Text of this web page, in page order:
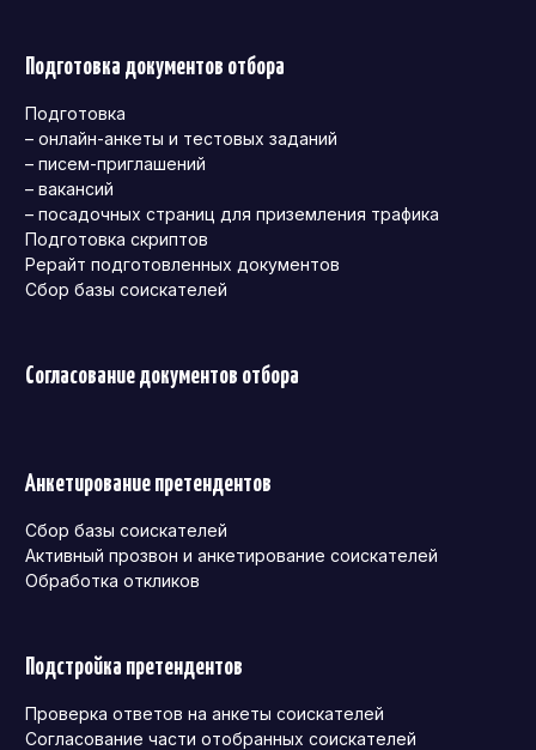
Подготовка документов отбора
Подготовка
– онлайн-анкеты и тестовых заданий
– писем-приглашений
– вакансий
– посадочных страниц для приземления трафика
Подготовка скриптов
Рерайт подготовленных документов
Сбор базы соискателей
Согласование документов отбора
Анкетирование претендентов
Сбор базы соискателей
Активный прозвон и анкетирование соискателей
Обработка откликов
Подстройка претендентов
Проверка ответов на анкеты соискателей
Согласование части отобранных соискателей